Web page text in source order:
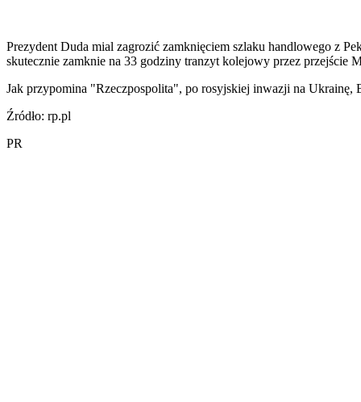
Prezydent Duda mial zagrozić zamknięciem szlaku handlowego z
skutecznie zamknie na 33 godziny tranzyt kolejowy przez przejście
Jak przypomina "Rzeczpospolita", po rosyjskiej inwazji na Ukrainę,
Źródło: rp.pl
PR